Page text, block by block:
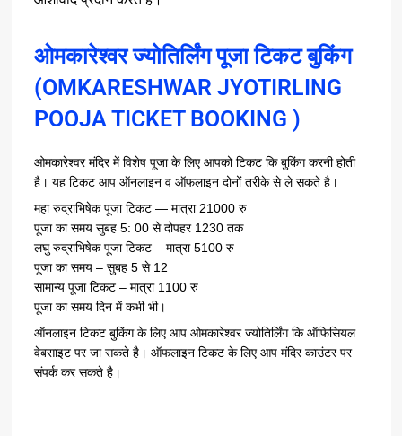
ओमकारेश्वर ज्योतिर्लिंग पूजा टिकट बुकिंग
(OMKARESHWAR JYOTIRLING
POOJA TICKET BOOKING )
ओमकारेश्वर मंदिर में विशेष पूजा के लिए आपको टिकट कि बुकिंग करनी होती
है। यह टिकट आप ऑनलाइन व ऑफलाइन दोनों तरीके से ले सकते है।
महा रुद्राभिषेक पूजा टिकट— मात्रा21000 रु
पूजा का समय सुबह5: 00 से दोपहर1230 तक
लघु रुद्राभिषेक पूजा टिकट– मात्रा5100 रु
पूजा का समय– सुबह5 से12
सामान्य पूजा टिकट– मात्रा1100 रु
पूजा का समय दिन में कभी भी।
ऑनलाइन टिकट बुकिंग के लिए आप ओमकारेश्वर ज्योतिर्लिंग कि ऑफिसियल
वेबसाइट पर जा सकते है। ऑफलाइन टिकट के लिए आप मंदिर काउंटर पर
संपर्क कर सकते है।